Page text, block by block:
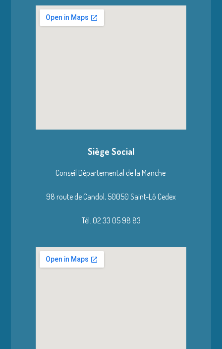
Siège Social
Conseil Départemental de la Manche
98 route de Candol, 50050 Saint-Lô Cedex
Tél. 02 33 05 98 83